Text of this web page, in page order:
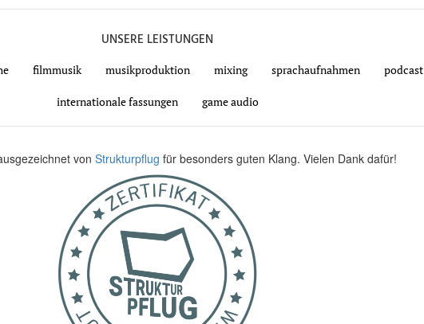
UNSERE LEISTUNGEN
filmmusik musikproduktion mixing sprachaufnahmen podcast
internationale fassungen game audio
von Strukturpflug für besonders guten Klang. Vielen Dank dafür!